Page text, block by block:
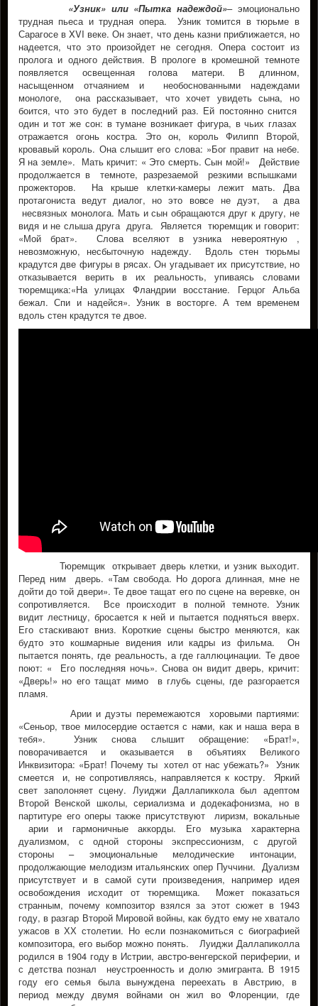
«Узник» или «Пытка надеждой»– эмоционально
трудная пьеса и трудная опера. Узник томится в тюрьме в
Сарагосе в XVI веке. Он знает, что день казни приближается, но
надеется, что это произойдет не сегодня. Опера состоит из
пролога и одного действия. В прологе в кромешной темноте
появляется освещенная голова матери. В длинном,
насыщенном отчаянием и необоснованными надеждами
монологе, она рассказывает, что хочет увидеть сына, но
боится, что это будет в последний раз. Ей постоянно снится
один и тот же сон: в тумане возникает фигура, в чьих глазах
отражается огонь костра. Это он, король Филипп Второй,
кровавый король. Она слышит его слова: »Бог правит на небе.
Я на земле». Мать кричит: « Это смерть. Сын мой!» Действие
продолжается в темноте, разрезаемой резкими вспышками
прожекторов. На крыше клетки-камеры лежит мать. Два
протагониста ведут диалог, но это вовсе не дуэт, а два
несвязных монолога. Мать и сын обращаются друг к другу, не
видя и не слыша друга друга. Является тюремщик и говорит:
«Мой брат». Слова вселяют в узника невероятную ,
невозможную, несбыточную надежду. Вдоль стен тюрьмы
крадутся две фигуры в рясах. Он угадывает их присутствие, но
отказывается верить в их реальность, упиваясь словами
тюремщика:«На улицах Фландрии восстание. Герцог Альба
бежал. Спи и надейся». Узник в восторге. А тем временем
вдоль стен крадутся те двое.
Тюремщик открывает дверь клетки, и узник выходит.
Перед ним дверь. «Там свобода. Но дорога длинная, мне не
дойти до той двери». Те двое тащат его по сцене на веревке, он
сопротивляется. Все происходит в полной темноте. Узник
видит лестницу, бросается к ней и пытается подняться вверх.
Его стаскивают вниз. Короткие сцены быстро меняются, как
будто это кошмарные видения или кадры из фильма. Он
пытается понять, где реальность, а где галлюцинации. Те двое
поют: « Его последняя ночь». Снова он видит дверь, кричит:
«Дверь!» но его тащат мимо в глубь сцены, где разгорается
пламя.
Арии и дуэты перемежаются хоровыми партиями:
«Сеньор, твое милосердие остается с нами, как и наша вера в
тебя». Узник снова слышит обращение: «Брат!»,
поворачивается и оказывается в объятиях Великого
Инквизитора: «Брат! Почему ты хотел от нас убежать?» Узник
смеется и, не сопротивляясь, направляется к костру. Яркий
свет заполоняет сцену. Луиджи Даллапиккола был адептом
Второй Венской школы, сериализма и додекафонизма, но в
партитуре его оперы также присутствуют лиризм, вокальные
арии и гармоничные аккорды. Его музыка характерна
дуализмом, с одной стороны экспрессионизм, с другой
стороны – эмоциональные мелодические интонации,
продолжающие мелодизм итальянских опер Пуччини. Дуализм
присутствует и в самой сути произведения, например идея
освобождения исходит от тюремщика. Mожет показаться
странным, почему композитор взялся за этот сюжет в 1943
году, в разгар Второй Мировой войны, как будто ему не хватало
ужасов в ХХ столетии. Но если познакомиться с биографией
композитора, его выбор можно понять. Луиджи Даллапиколла
родился в 1904 году в Истрии, австро-венгерской периферии, и
с детства познал неустроенность и долю эмигранта. В 1915
году его семья была вынуждена переехать в Австрию, в
период между двумя войнами он жил во Флоренции, где